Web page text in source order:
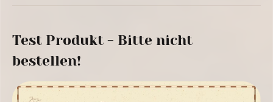
Test Produkt - Bitte nicht
bestellen!